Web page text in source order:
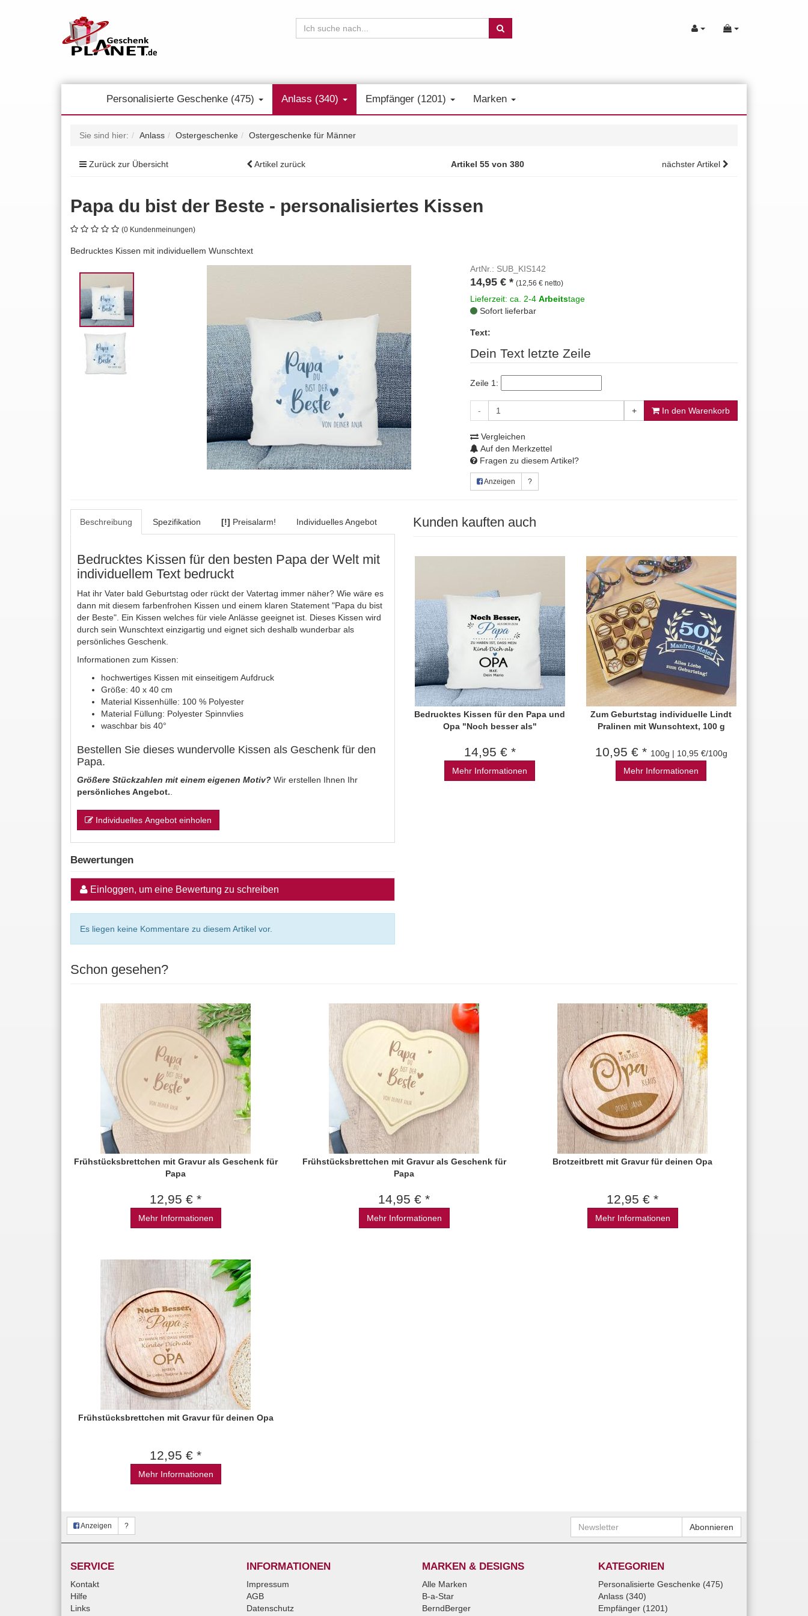
Personalisierte Geschenke (475) Anlass (340) Empfänger (1201) Marken
Sie sind hier: Anlass Ostergeschenke Ostergeschenke für Männer
Zurück zur Übersicht Artikel zurück Artikel 55 von 380 nächster Artikel
Papa du bist der Beste - personalisiertes Kissen
(0 Kundenmeinungen)
Bedrucktes Kissen mit individuellem Wunschtext
ArtNr.: SUB_KIS142
14,95 € * (12,56 € netto)
Lieferzeit: ca. 2-4 Arbeitstage
Sofort lieferbar
Text:
Dein Text letzte Zeile
Zeile 1:
- + In den Warenkorb
Vergleichen
Auf den Merkzettel
Fragen zu diesem Artikel?
Anzeigen ?
Beschreibung Spezifikation [!] Preisalarm! Individuelles Angebot
Bedrucktes Kissen für den besten Papa der Welt mit
individuellem Text bedruckt
Hat ihr Vater bald Geburtstag oder rückt der Vatertag immer näher? Wie wäre es
dann mit diesem farbenfrohen Kissen und einem klaren Statement "Papa du bist
der Beste". Ein Kissen welches für viele Anlässe geeignet ist. Dieses Kissen wird
durch sein Wunschtext einzigartig und eignet sich deshalb wunderbar als
persönliches Geschenk.
Informationen zum Kissen:
hochwertiges Kissen mit einseitigem Aufdruck
Größe: 40 x 40 cm
Material Kissenhülle: 100 % Polyester
Material Füllung: Polyester Spinnvlies
waschbar bis 40°
Bestellen Sie dieses wundervolle Kissen als Geschenk für den
Papa.
Größere Stückzahlen mit einem eigenen Motiv? Wir erstellen Ihnen Ihr
persönliches Angebot.
Individuelles Angebot einholen
Bewertungen
Einloggen, um eine Bewertung zu schreiben
Es liegen keine Kommentare zu diesem Artikel vor.
Kunden kauften auch
Bedrucktes Kissen für den Papa und
Opa "Noch besser als"
14,95 € *
Mehr Informationen
Zum Geburtstag individuelle Lindt
Pralinen mit Wunschtext, 100 g
10,95 € * 100g | 10,95 €/100g
Mehr Informationen
Schon gesehen?
Frühstücksbrettchen mit Gravur als Geschenk für
Papa
12,95 € *
Mehr Informationen
Frühstücksbrettchen mit Gravur als Geschenk für
Papa
14,95 € *
Mehr Informationen
Brotzeitbrett mit Gravur für deinen Opa
12,95 € *
Mehr Informationen
Frühstücksbrettchen mit Gravur für deinen Opa
12,95 € *
Mehr Informationen
Anzeigen ? Newsletter Abonnieren
SERVICE
Kontakt
Hilfe
Links
INFORMATIONEN
Impressum
AGB
Datenschutz
MARKEN & DESIGNS
Alle Marken
B-a-Star
BerndBerger
KATEGORIEN
Personalisierte Geschenke (475)
Anlass (340)
Empfänger (1201)